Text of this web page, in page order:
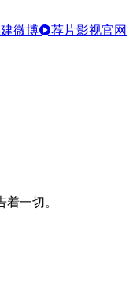
微博
荐片影视官网
一切。